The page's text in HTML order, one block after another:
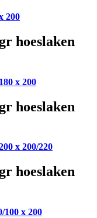
200
hoeslaken
x 200
hoeslaken
x 200/220
hoeslaken
100 x 200